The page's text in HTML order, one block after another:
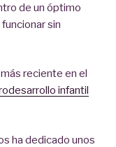
de un óptimo
sin
reciente en el
infantil
ha dedicado unos